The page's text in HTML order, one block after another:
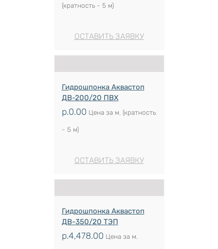
(кратность - 5 м)
ОСТАВИТЬ ЗАЯВКУ
Гидрошпонка Аквастоп
ДВ-200/20 ПВХ
р.0.00 Цена за м. (кратность
- 5 м)
ОСТАВИТЬ ЗАЯВКУ
Гидрошпонка Аквастоп
ДВ-350/20 ТЭП
р.4,478.00 Цена за м.